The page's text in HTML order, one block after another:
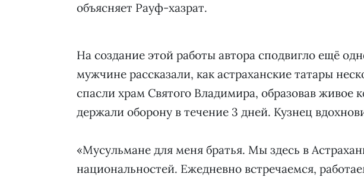
объясняет Рауф-хазрат.
На создание этой работы автора сподвигло ещё
мужчине рассказали, как астраханские татары
спасли храм Святого Владимира, образовав живое
держали оборону в течение 3 дней. Кузнец
«Мусульмане для меня братья. Мы здесь в
национальностей. Ежедневно встречаемся,